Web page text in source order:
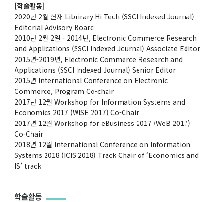
[학술활동]
2020년 2월 현재 Librirary Hi Tech (SSCI Indexed Journal)
Editorial Advisory Board
2010년 2월 2일 - 2014년, Electronic Commerce Research
and Applications (SSCI Indexed Journal) Associate Editor,
2015년-2019년, Electronic Commerce Research and
Applications (SSCI Indexed Journal) Senior Editor
2015년 International Conference on Electronic
Commerce, Program Co-chair
2017년 12월 Workshop for Information Systems and
Economics 2017 (WISE 2017) Co-Chair
2017년 12월 Workshop for eBusiness 2017 (WeB 2017)
Co-Chair
2018년 12월 International Conference on Information
Systems 2018 (ICIS 2018) Track Chair of ‘Economics and
IS’ track
학술활동